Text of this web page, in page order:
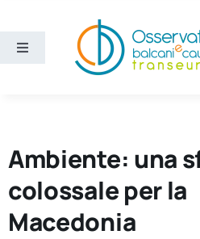
contenuto
Toggle
Ricerca e divulgazione
Ambiente: una
colossale per la
Macedonia